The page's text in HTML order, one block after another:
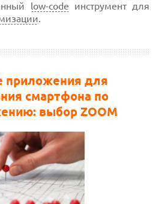
low-code инструмент для
.
приложения для
смартфона по
выбор ZOOM